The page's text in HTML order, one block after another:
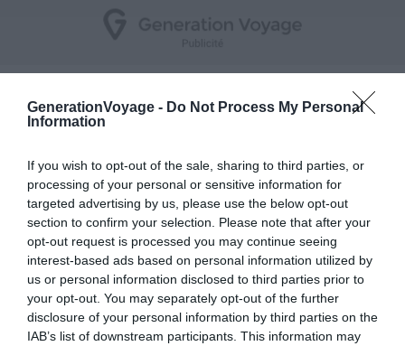
GenerationVoyage - Do Not Process My Personal
Information
If you wish to opt-out of the sale, sharing to third parties, or
processing of your personal or sensitive information for
targeted advertising by us, please use the below opt-out
section to confirm your selection. Please note that after your
opt-out request is processed you may continue seeing
interest-based ads based on personal information utilized by
us or personal information disclosed to third parties prior to
your opt-out. You may separately opt-out of the further
disclosure of your personal information by third parties on the
IAB’s list of downstream participants. This information may